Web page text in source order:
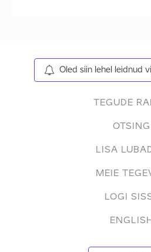
Oled siin lehel leidnud
TEGUDE
OTSING
LISA
MEIE
LOGI